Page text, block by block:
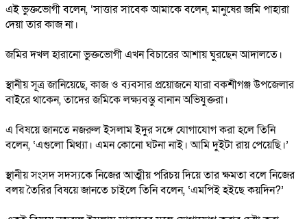
এই ভুক্তভোগী বলেন, ‘সাত্তার সাবেক আমাকে বলেন, মানুষের জমি পাহারা
দেয়া তার কাজ না।
জমির দখল হারানো ভুক্তভোগী এখন বিচারের আশায় ঘুরছেন আদালতে।
স্থানীয় সূত্র জানিয়েছে, কাজ ও ব্যবসার প্রয়োজনে যারা বকশীগঞ্জ উপজেলার
বাইরে থাকেন, তাদের জমিকে লক্ষ্যবস্তু বানান অভিযুক্তরা।
এ বিষয়ে জানতে নজরুল ইসলাম ইদুর সঙ্গে যোগাযোগ করা হলে তিনি
বলেন, ‘এগুলো মিথ্যা। এমন কোনো ঘটনা নাই। আমি দুইটা রায় পেয়েছি।’
স্থানীয় সংসদ সদস্যকে নিজের আত্মীয় পরিচয় দিয়ে তার ক্ষমতা বলে নিজের
বলয় তৈরির বিষয়ে জানতে চাইলে তিনি বলেন, ‘এমপিই হইছে কয়দিন?’